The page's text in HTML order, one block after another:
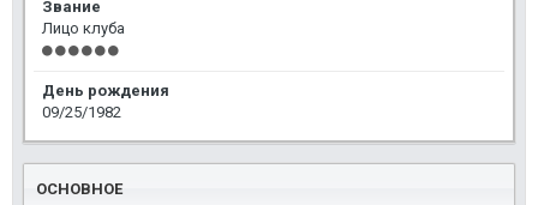
Звание
Лицо клуба
День рождения
09/25/1982
ОСНОВНОЕ